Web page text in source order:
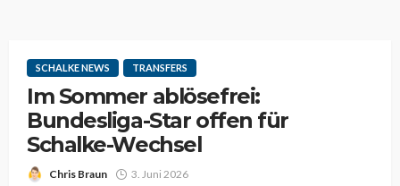
SCHALKE NEWS TRANSFERS
Im Sommer ablösefrei:
Bundesliga-Star offen für
Schalke-Wechsel
Chris Braun 3. Juni 2026